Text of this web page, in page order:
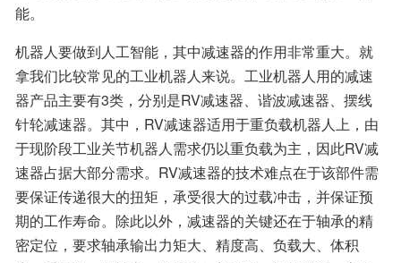
能。
机器人要做到人工智能，其中减速器的作用非常重大。就
拿我们比较常见的工业机器人来说。工业机器人用的减速
器产品主要有3类，分别是RV减速器、谐波减速器、摆线
针轮减速器。其中，RV减速器适用于重负载机器人上，由
于现阶段工业关节机器人需求仍以重负载为主，因此RV减
速器占据大部分需求。RV减速器的技术难点在于该部件需
要保证传递很大的扭矩，承受很大的过载冲击，并保证预
期的工作寿命。除此以外，减速器的关键还在于轴承的精
密定位，要求轴承输出力矩大、精度高、负载大、体积